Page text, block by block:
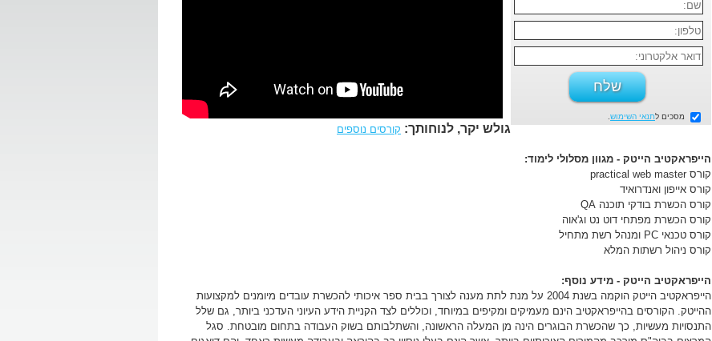
מסכים לתנאי השימוש
גולש יקר, לנוחותך: קורסים נוספים
הייפראקטיב הייטק - מגוון מסלולי לימוד:
קורס practical web master
קורס אייפון ואנדרואיד
קורס הכשרת בודקי תוכנה QA
קורס הכשרת מפתחי דוט נט וג'אוה
קורס טכנאי PC ומנהל רשת מתחיל
קורס ניהול רשתות המלא
הייפראקטיב הייטק - מידע נוסף:
הייפראקטיב הייטק הוקמה בשנת 2004 על מנת לתת מענה לצורך בבית ספר איכותי להכשרת עובדים מיומנים למקצועות
ההייטק. הקורסים בהייפראקטיב הינם מעמיקים ומקיפים במיוחד, וכוללים לצד הקניית הידע העיוני העדכני ביותר, גם שלל
התנסויות מעשיות, כך שהכשרת הבוגרים הינה מן המעלה הראשונה, והשתלבותם בשוק העבודה בתחום מובטחת. סגל